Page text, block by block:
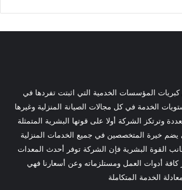
المؤسسات الخدمية التي اثبتت تفردها في
الخدمة في كل مجالات الصيانة المنزلية وغيرها
وترتكز الشركة أولا على قوتها البشرية المتمثلة
خيرة المتخصصين في جميع الخدمات المنزلية
القوة البشرية فإن الشركة توفر أحدث المعدات
كافة أدوات العمل ومستلزماته وعن أسعارنا فهي
الخدمة المتكاملة